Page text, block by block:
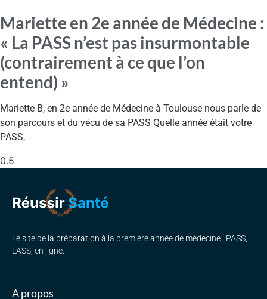
Mariette en 2e année de Médecine :
« La PASS n’est pas insurmontable
(contrairement à ce que l’on
entend) »
Mariette B, en 2e année de Médecine à Toulouse nous parle de
son parcours et du vécu de sa PASS Quelle année était votre
PASS,
Le site de la préparation à la première année de médecine , PASS,
LASS, en ligne.
A propos